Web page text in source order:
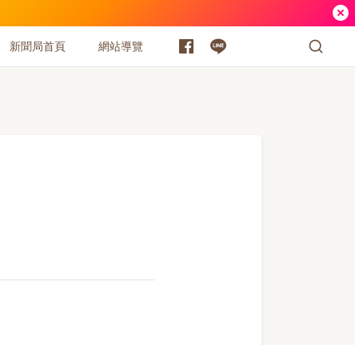
新聞局首頁 網站導覽